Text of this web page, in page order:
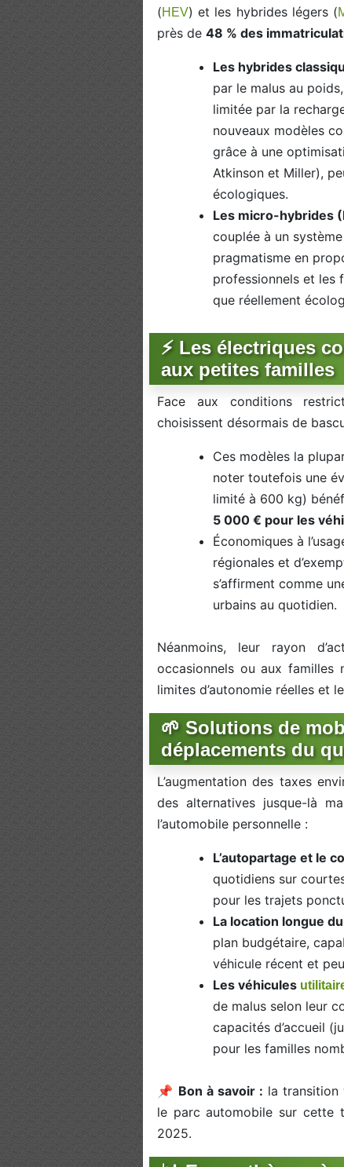
(HEV) et les hybrides légers (
près de 48 % des
Les hybrides
par le malus au
limitée par la
nouveaux modèles
grâce à une
Atkinson et Miller),
écologiques.
Les micro-hybrides
couplée à un
pragmatisme en
professionnels et les
que réellement
⚡️ Les électriques
aux petites familles
Face aux conditions
choisissent désormais de
Ces modèles la
noter toutefois une
limité à 600 kg)
5 000 € pour les
Économiques à
régionales et
s’affirment comme
urbains au quotidien.
Néanmoins, leur rayon
occasionnels ou aux familles
limites d’autonomie réelles et
🌱 Solutions de
déplacements du
L’augmentation des taxes
des alternatives jusque-là
l’automobile personnelle :
L’autopartage et le
quotidiens sur
pour les trajets
La location longue
plan budgétaire,
véhicule récent et
Les véhicules
de malus selon leur
capacités d’accueil
pour les familles
📌 Bon à savoir : la transition
le parc automobile sur cette
2025.